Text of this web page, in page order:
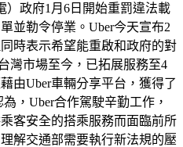
）政府1月6日開始重罰違法載
並勒令停業。Uber今天宣布2
時表示希望能重啟和政府的對
灣市場至今，已拓展服務至4
由Uber車輛分享平台，獲得了
，Uber合作駕駛辛勤工作，
客安全的搭乘服務而面臨前所
解交通部需要執行新法規的壓